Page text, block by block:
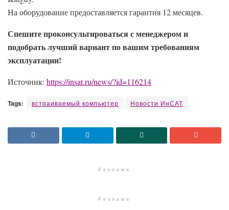
На оборудование предоставляется гарантия 12 месяцев.
Спешите проконсультироваться с менеджером и
подобрать лучший вариант по вашим требованиям
эксплуатации!
Источник: https://insat.ru/news/?id=116214
Tags: встраиваемый компьютер Новости ИнСАТ
Реклама
Реклама